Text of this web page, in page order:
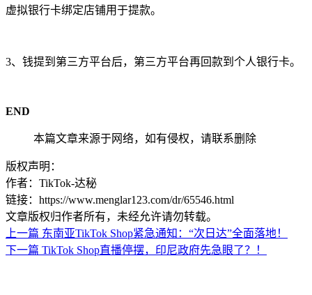
虚拟银行卡绑定店铺用于提款。
3、钱提到第三方平台后，第三方平台再回款到个人银行卡。
END
本篇文章来源于网络，如有侵权，请联系删除
版权声明：
作者：TikTok-达秘
链接：https://www.menglar123.com/dr/65546.html
文章版权归作者所有，未经允许请勿转载。
上一篇 东南亚TikTok Shop紧急通知：“次日达”全面落地！
下一篇 TikTok Shop直播停摆，印尼政府先急眼了？！